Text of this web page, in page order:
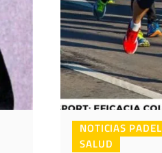
NOTICIAS PADEL
SALUD